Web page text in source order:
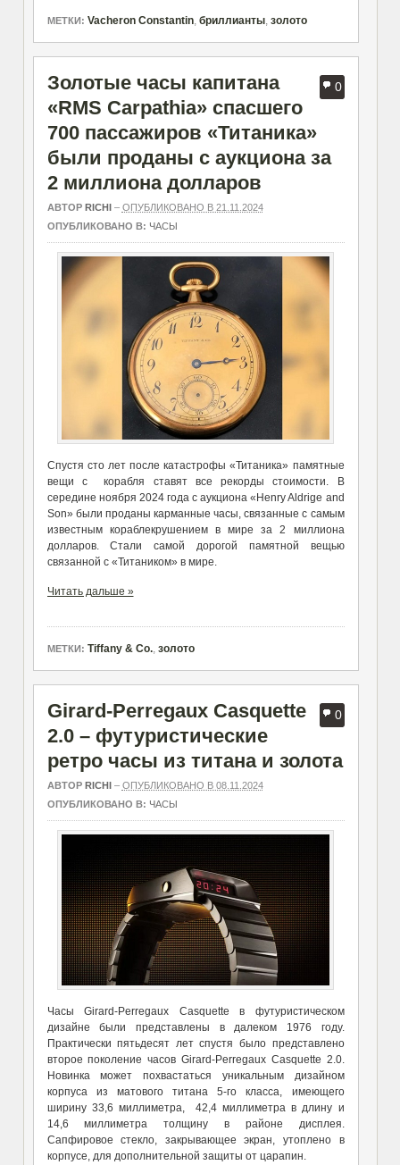
МЕТКИ: Vacheron Constantin, бриллианты, золото
0
Золотые часы капитана
«RMS Carpathia» спасшего
700 пассажиров «Титаника»
были проданы с аукциона за
2 миллиона долларов
АВТОР RICHI– ОПУБЛИКОВАНО В 21.11.2024
ОПУБЛИКОВАНО В: ЧАСЫ
Спустя сто лет после катастрофы «Титаника» памятные
вещи с корабля ставят все рекорды стоимости. В
середине ноября 2024 года с аукциона «Henry Aldrige and
Son» были проданы карманные часы, связанные с самым
известным кораблекрушением в мире за 2 миллиона
долларов. Стали самой дорогой памятной вещью
связанной с «Титаником» в мире.
Читать дальше »
МЕТКИ: Tiffany & Co., золото
0
Girard-Perregaux Casquette
2.0 – футуристические
ретро часы из титана и золота
АВТОР RICHI– ОПУБЛИКОВАНО В 08.11.2024
ОПУБЛИКОВАНО В: ЧАСЫ
Часы Girard-Perregaux Casquette в футуристическом
дизайне были представлены в далеком 1976 году.
Практически пятьдесят лет спустя было представлено
второе поколение часов Girard-Perregaux Casquette 2.0.
Новинка может похвастаться уникальным дизайном
корпуса из матового титана 5-го класса, имеющего
ширину 33,6 миллиметра, 42,4 миллиметра в длину и
14,6 миллиметра толщину в районе дисплея.
Сапфировое стекло, закрывающее экран, утоплено в
корпусе, для дополнительной защиты от царапин.